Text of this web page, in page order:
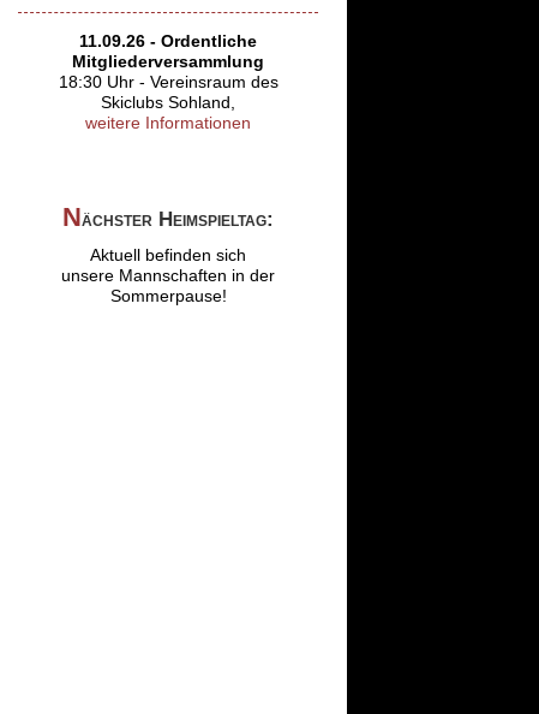
11.09.26 - Ordentliche
Mitgliederversammlung
18:30 Uhr - Vereinsraum des
Skiclubs Sohland,
weitere Informationen
Nächster Heimspieltag:
Aktuell befinden sich
unsere Mannschaften in der
Sommerpause!